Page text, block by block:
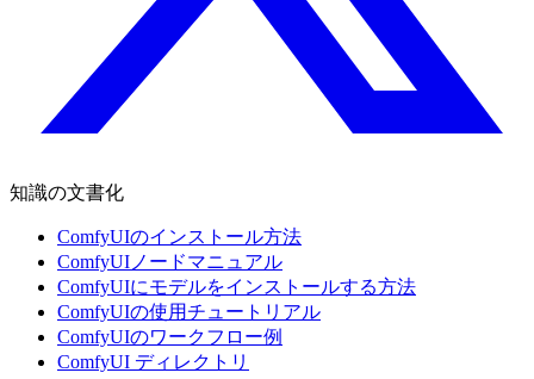
知識の文書化
ComfyUIのインストール方法
ComfyUIノードマニュアル
ComfyUIにモデルをインストールする方法
ComfyUIの使用チュートリアル
ComfyUIのワークフロー例
ComfyUI ディレクトリ